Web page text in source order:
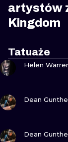
artystów
Kingdom
Tatuaże
Helen
Dean
Dean